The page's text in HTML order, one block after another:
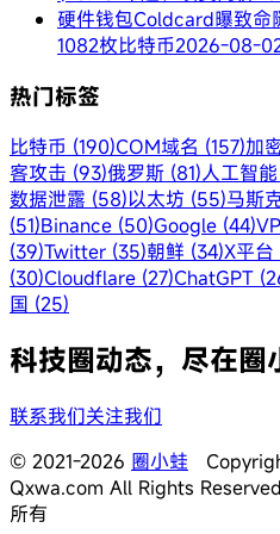
硬件钱包Coldcard曝致命
1082枚比特币2026-08-
热门标签
比特币 (190)COM域名 (157)加
客攻击 (93)俄罗斯 (81)人工智
数据泄露 (58)以太坊 (55)马斯
(51)Binance (50)Google (44)
(39)Twitter (35)朝鲜 (34)X平台
(30)Cloudflare (27)ChatGPT
国 (25)
科技圈动态，尽在圈
联系我们关注我们
© 2021-2026 圈小蛙
Qxwa.com All Rights
所有